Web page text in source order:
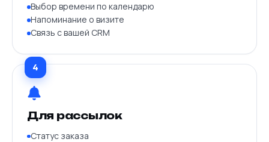
Выбор времени по календарю
Напоминание о визите
Связь с вашей CRM
4
Для рассылок
Статус заказа